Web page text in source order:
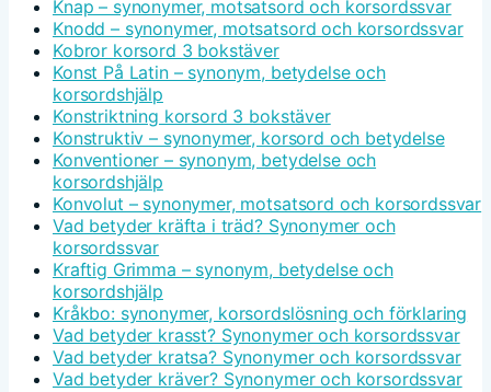
Knap – synonymer, motsatsord och korsordssvar
Knodd – synonymer, motsatsord och korsordssvar
Kobror korsord 3 bokstäver
Konst På Latin – synonym, betydelse och
korsordshjälp
Konstriktning korsord 3 bokstäver
Konstruktiv – synonymer, korsord och betydelse
Konventioner – synonym, betydelse och
korsordshjälp
Konvolut – synonymer, motsatsord och korsordssvar
Vad betyder kräfta i träd? Synonymer och
korsordssvar
Kraftig Grimma – synonym, betydelse och
korsordshjälp
Kråkbo: synonymer, korsordslösning och förklaring
Vad betyder krasst? Synonymer och korsordssvar
Vad betyder kratsa? Synonymer och korsordssvar
Vad betyder kräver? Synonymer och korsordssvar